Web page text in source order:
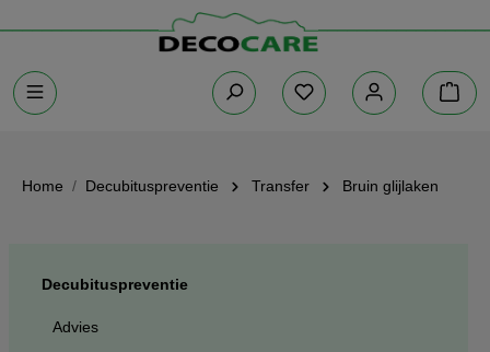
Home Decubituspreventie Transfer Bruin glijlaken
Decubituspreventie
Advies